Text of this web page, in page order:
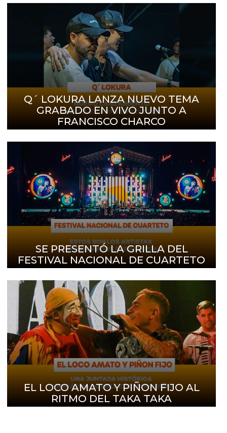
Q´ LOKURA LANZA NUEVO TEMA
GRABADO EN VIVO JUNTO A
FRANCISCO CHARCO
SE PRESENTÓ LA GRILLA DEL
FESTIVAL NACIONAL DE CUARTETO
EL LOCO AMATO Y PIÑON FIJO AL
RITMO DEL TAKA TAKA